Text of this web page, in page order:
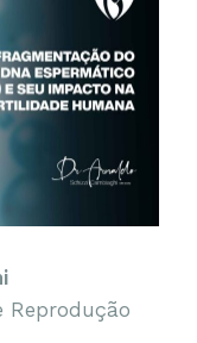
Reprodução